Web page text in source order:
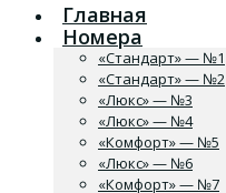
Главная
Номера
«Стандарт» — №1
«Стандарт» — №2
«Люкс» — №3
«Люкс» — №4
«Комфорт» — №5
«Люкс» — №6
«Комфорт» — №7